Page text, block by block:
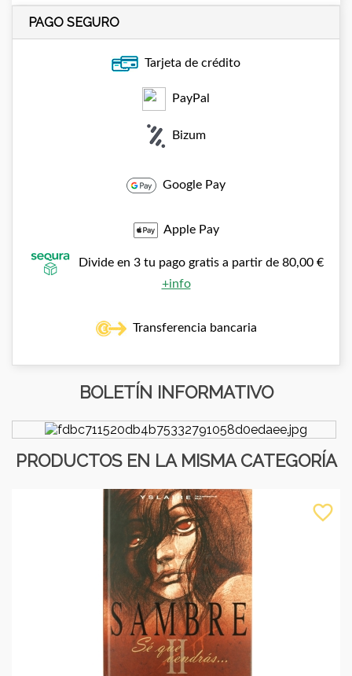
PAGO SEGURO
Tarjeta de crédito
PayPal
Bizum
Google Pay
Apple Pay
Divide en 3 tu pago gratis a partir de 80,00 €
+info
Transferencia bancaria
BOLETÍN INFORMATIVO
PRODUCTOS EN LA MISMA CATEGORÍA
favorite_border